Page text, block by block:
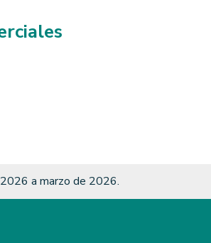
a marzo de 2026.